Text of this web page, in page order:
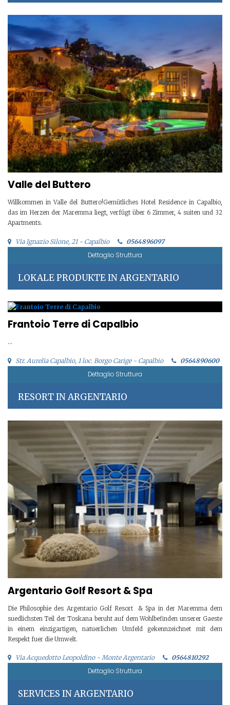
Valle del Buttero
Willkommen in Valle del Buttero!Gemütliches Hotel Residence in Capalbio,
das im Herzen der Maremma liegt, verfügt über 6 Zimmer, 4 suiten und 32
Apartments.
Via Ignazio Silone, 21 - Capalbio 0564896097
Dettaglio Struttura
LOKALE PRODUKTE IN ARGENTARIO
Frantoio Terre di Capalbio
...
Str. Aurelia Capalbio, 1 loc. Borgo Carige - Capalbio 0564890600
Dettaglio Struttura
RESORT IN ARGENTARIO
Argentario Golf Resort & Spa
Die Philosophie des Argentario Golf Resort & Spa in der Maremma dem
suedlichsten Teil der Toskana beruht auf dem Wohlbefinden unserer Gaeste
in einem einzigartigen, natuerlichen Umfeld gekennzeichnet mit dem
Respekt fuer die Umwelt.
Via Acquedotto Leopoldino - Monte Argentario 0564810292
Dettaglio Struttura
SERVICES IN ARGENTARIO